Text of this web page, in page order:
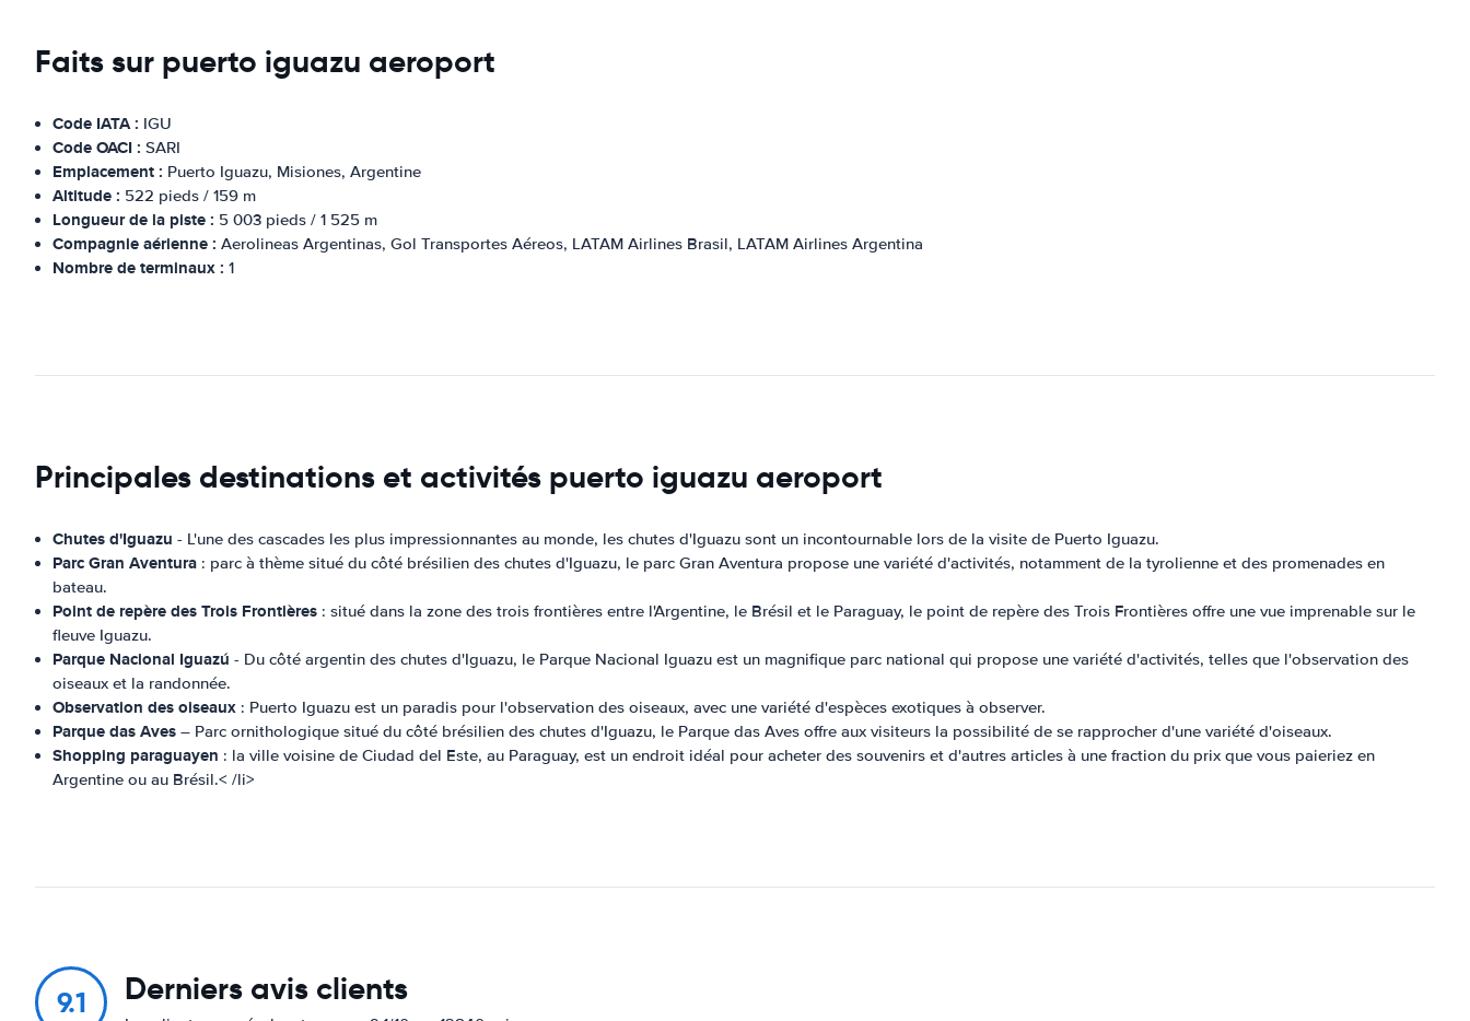
Faits sur puerto iguazu aeroport
Code IATA : IGU
Code OACI : SARI
Emplacement : Puerto Iguazu, Misiones, Argentine
Altitude : 522 pieds / 159 m
Longueur de la piste : 5 003 pieds / 1 525 m
Compagnie aérienne : Aerolineas Argentinas, Gol Transportes Aéreos, LATAM Airlines Brasil, LATAM Airlines Argentina
Nombre de terminaux : 1
Principales destinations et activités puerto iguazu aeroport
Chutes d'Iguazu - L'une des cascades les plus impressionnantes au monde, les chutes d'Iguazu sont un incontournable lors de la visite de Puerto Iguazu.
Parc Gran Aventura : parc à thème situé du côté brésilien des chutes d'Iguazu, le parc Gran Aventura propose une variété d'activités, notamment de la tyrolienne et des promenades en
bateau.
Point de repère des Trois Frontières : situé dans la zone des trois frontières entre l'Argentine, le Brésil et le Paraguay, le point de repère des Trois Frontières offre une vue imprenable sur le
fleuve Iguazu.
Parque Nacional Iguazú - Du côté argentin des chutes d'Iguazu, le Parque Nacional Iguazu est un magnifique parc national qui propose une variété d'activités, telles que l'observation des
oiseaux et la randonnée.
Observation des oiseaux : Puerto Iguazu est un paradis pour l'observation des oiseaux, avec une variété d'espèces exotiques à observer.
Parque das Aves – Parc ornithologique situé du côté brésilien des chutes d'Iguazu, le Parque das Aves offre aux visiteurs la possibilité de se rapprocher d'une variété d'oiseaux.
Shopping paraguayen : la ville voisine de Ciudad del Este, au Paraguay, est un endroit idéal pour acheter des souvenirs et d'autres articles à une fraction du prix que vous paieriez en
Argentine ou au Brésil.< /li>
9.1 Derniers avis clients